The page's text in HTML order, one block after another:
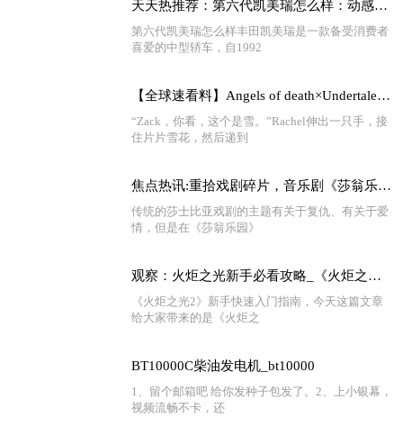
天天热推荐：第六代凯美瑞怎么样：动感外观、多动力选择、豪华配置！
第六代凯美瑞怎么样丰田凯美瑞是一款备受消费者
喜爱的中型轿车，自1992
【全球速看料】Angels of death×Undertale 第三章 与骨兄弟的初遇（上）
“Zack，你看，这个是雪。”Rachel伸出一只手，接
住片片雪花，然后递到
焦点热讯:重拾戏剧碎片，音乐剧《莎翁乐园》欢乐回归！文中专访别错过~
传统的莎士比亚戏剧的主题有关于复仇、有关于爱
情，但是在《莎翁乐园》
观察：火炬之光新手必看攻略_《火炬之光2》新手快速上手指南
《火炬之光2》新手快速入门指南，今天这篇文章
给大家带来的是《火炬之
BT10000C柴油发电机_bt10000
1、留个邮箱吧 给你发种子包发了。2、上小银幕，
视频流畅不卡，还